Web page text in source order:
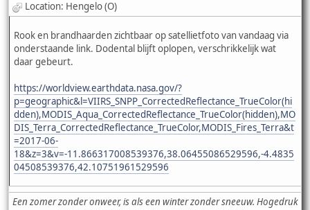
Location: Hengelo (O)
Rook en brandhaarden zichtbaar op satellietfoto van vandaag via
onderstaande link. Dodental blijft oplopen, verschrikkelijk wat
daar gebeurt.
https://worldview.earthdata.nasa.gov/?
p=geographic&l=VIIRS_SNPP_CorrectedReflectance_TrueColor(hi
dden),MODIS_Aqua_CorrectedReflectance_TrueColor(hidden),MO
DIS_Terra_CorrectedReflectance_TrueColor,MODIS_Fires_Terra&t
=2017-06-
18&z=3&v=-11.866317008539376,38.06455086529596,-4.4835
04508539376,42.10751961529596
Een zomer zonder onweer, is als een winter zonder sneeuw. Hogedruk